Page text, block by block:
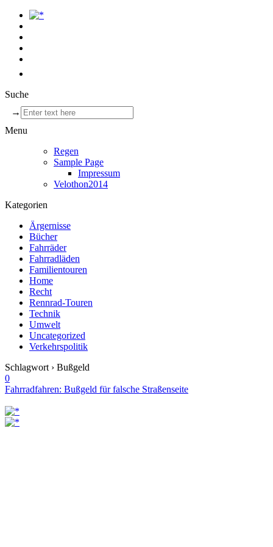
Suche
→
Menu
Regen
Sample Page
Impressum
Velothon2014
Kategorien
Ärgernisse
Bücher
Fahrräder
Fahrradläden
Familientouren
Home
Recht
Rennrad-Touren
Technik
Umwelt
Uncategorized
Verkehrspolitik
Schlagwort › Bußgeld
0
Fahrradfahren: Bußgeld für falsche Straßenseite